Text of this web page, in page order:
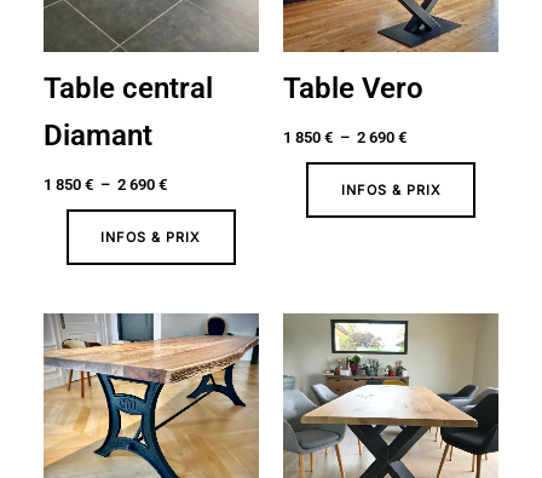
Table central
Diamant
1 850 € – 2 690 €
INFOS & PRIX
Table Vero
1 850 € – 2 690 €
INFOS & PRIX
Plage
de
prix :
1
650 €
à
2
490 €
Plage
1
550 €
à
2
390 €